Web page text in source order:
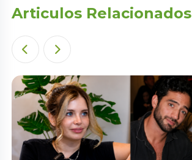
Articulos Relacionados